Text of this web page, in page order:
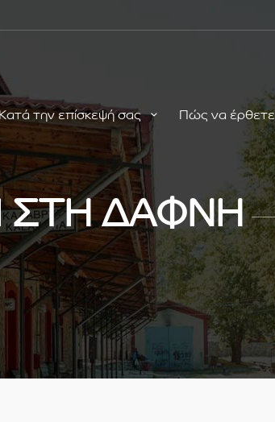
Κατά την επίσκεψή σας Πώς να έρθετε
ΣΤΗ ΔΑΦΝΗ